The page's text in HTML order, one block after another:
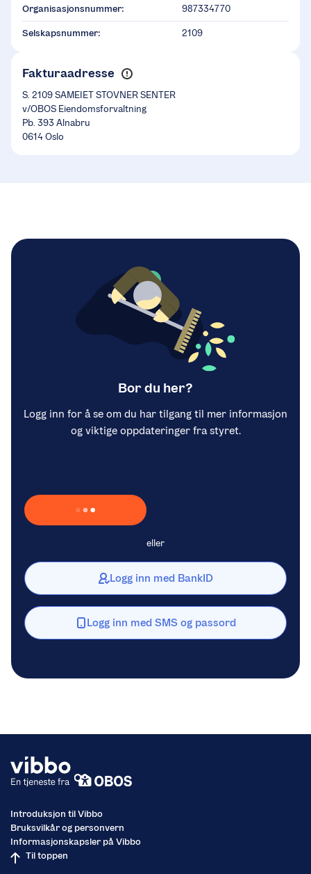
Organisasjonsnummer: 987334770
Selskapsnummer: 2109
Fakturaadresse
S. 2109 SAMEIET STOVNER SENTER
v/OBOS Eiendomsforvaltning
Pb. 393 Alnabru
0614 Oslo
Bor du her?
Logg inn for å se om du har tilgang til mer informasjon
og viktige oppdateringer fra styret.
Laster inn Vipps …
eller
Logg inn med BankID
Logg inn med SMS og passord
Introduksjon til Vibbo
Bruksvilkår og personvern
Informasjonskapsler på Vibbo
Til toppen